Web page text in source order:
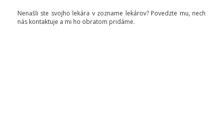
Nenašli ste svojho lekára v zozname lekárov? Povedzte mu, nech
nás kontaktuje a mi ho obratom pridáme.